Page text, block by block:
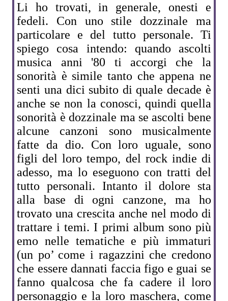
Li ho trovati, in generale, onesti e
fedeli. Con uno stile dozzinale ma
particolare e del tutto personale. Ti
spiego cosa intendo: quando ascolti
musica anni '80 ti accorgi che la
sonorità è simile tanto che appena ne
senti una dici subito di quale decade è
anche se non la conosci, quindi quella
sonorità è dozzinale ma se ascolti bene
alcune canzoni sono musicalmente
fatte da dio. Con loro uguale, sono
figli del loro tempo, del rock indie di
adesso, ma lo eseguono con tratti del
tutto personali. Intanto il dolore sta
alla base di ogni canzone, ma ho
trovato una crescita anche nel modo di
trattare i temi. I primi album sono più
emo nelle tematiche e più immaturi
(un po’ come i ragazzini che credono
che essere dannati faccia figo e guai se
fanno qualcosa che fa cadere il loro
personaggio e la loro maschera, come